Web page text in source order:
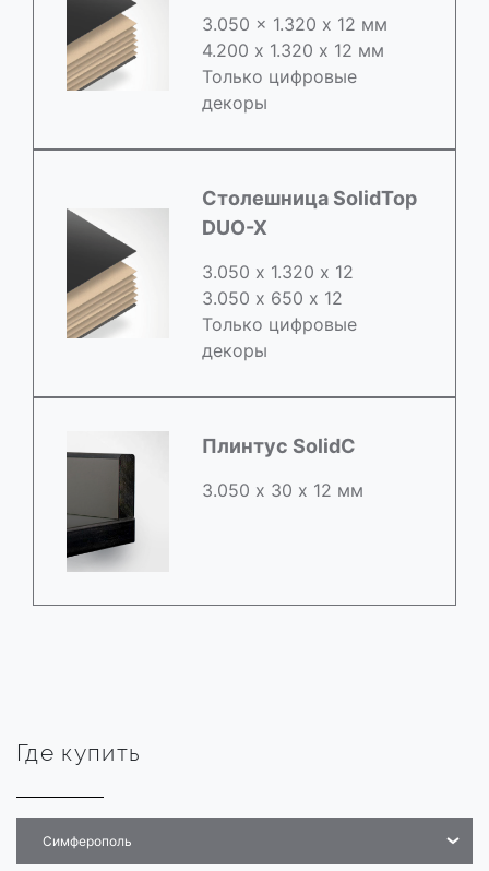
3.050 x 1.320 х 12 мм
4.200 x 1.320 х 12 мм
Только цифровые
декоры
Столешница SolidTop
DUO-X
3.050 х 1.320 х 12
3.050 x 650 х 12
Только цифровые
декоры
Плинтус SolidC
3.050 х 30 х 12 мм
Где купить
Симферополь